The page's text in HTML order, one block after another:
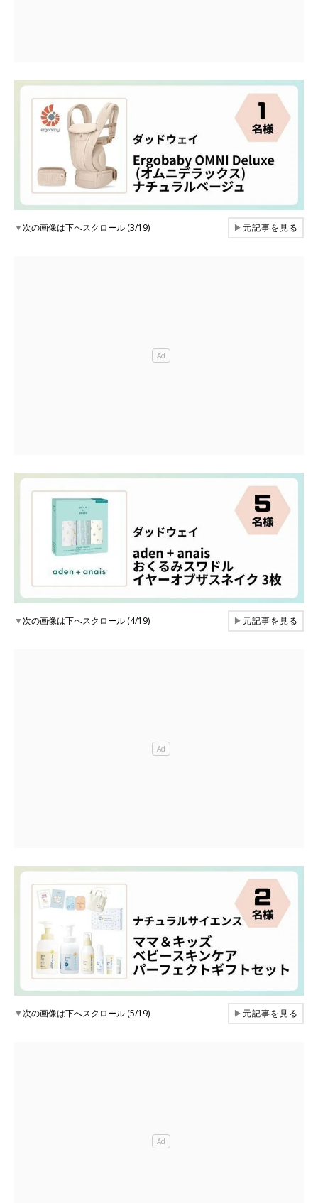
▼次の画像は下へスクロール (3/19) ▶元記事を見る
▼次の画像は下へスクロール (4/19) ▶元記事を見る
▼次の画像は下へスクロール (5/19) ▶元記事を見る